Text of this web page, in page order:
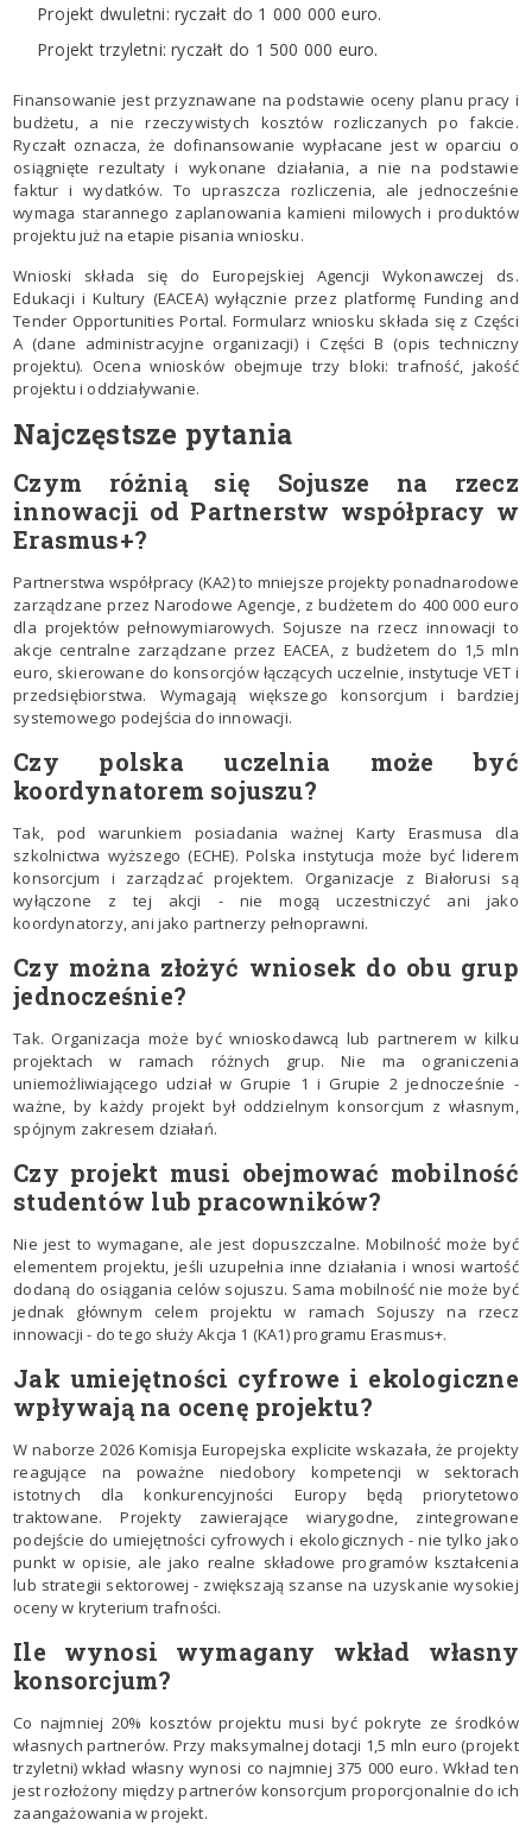
Projekt dwuletni: ryczałt do 1 000 000 euro.
Projekt trzyletni: ryczałt do 1 500 000 euro.
Finansowanie jest przyznawane na podstawie oceny planu pracy i
budżetu, a nie rzeczywistych kosztów rozliczanych po fakcie.
Ryczałt oznacza, że dofinansowanie wypłacane jest w oparciu o
osiągnięte rezultaty i wykonane działania, a nie na podstawie
faktur i wydatków. To upraszcza rozliczenia, ale jednocześnie
wymaga starannego zaplanowania kamieni milowych i produktów
projektu już na etapie pisania wniosku.
Wnioski składa się do Europejskiej Agencji Wykonawczej ds.
Edukacji i Kultury (EACEA) wyłącznie przez platformę Funding and
Tender Opportunities Portal. Formularz wniosku składa się z Części
A (dane administracyjne organizacji) i Części B (opis techniczny
projektu). Ocena wniosków obejmuje trzy bloki: trafność, jakość
projektu i oddziaływanie.
Najczęstsze pytania
Czym różnią się Sojusze na rzecz
innowacji od Partnerstw współpracy w
Erasmus+?
Partnerstwa współpracy (KA2) to mniejsze projekty ponadnarodowe
zarządzane przez Narodowe Agencje, z budżetem do 400 000 euro
dla projektów pełnowymiarowych. Sojusze na rzecz innowacji to
akcje centralne zarządzane przez EACEA, z budżetem do 1,5 mln
euro, skierowane do konsorcjów łączących uczelnie, instytucje VET i
przedsiębiorstwa. Wymagają większego konsorcjum i bardziej
systemowego podejścia do innowacji.
Czy polska uczelnia może być
koordynatorem sojuszu?
Tak, pod warunkiem posiadania ważnej Karty Erasmusa dla
szkolnictwa wyższego (ECHE). Polska instytucja może być liderem
konsorcjum i zarządzać projektem. Organizacje z Białorusi są
wyłączone z tej akcji - nie mogą uczestniczyć ani jako
koordynatorzy, ani jako partnerzy pełnoprawni.
Czy można złożyć wniosek do obu grup
jednocześnie?
Tak. Organizacja może być wnioskodawcą lub partnerem w kilku
projektach w ramach różnych grup. Nie ma ograniczenia
uniemożliwiającego udział w Grupie 1 i Grupie 2 jednocześnie -
ważne, by każdy projekt był oddzielnym konsorcjum z własnym,
spójnym zakresem działań.
Czy projekt musi obejmować mobilność
studentów lub pracowników?
Nie jest to wymagane, ale jest dopuszczalne. Mobilność może być
elementem projektu, jeśli uzupełnia inne działania i wnosi wartość
dodaną do osiągania celów sojuszu. Sama mobilność nie może być
jednak głównym celem projektu w ramach Sojuszy na rzecz
innowacji - do tego służy Akcja 1 (KA1) programu Erasmus+.
Jak umiejętności cyfrowe i ekologiczne
wpływają na ocenę projektu?
W naborze 2026 Komisja Europejska explicite wskazała, że projekty
reagujące na poważne niedobory kompetencji w sektorach
istotnych dla konkurencyjności Europy będą priorytetowo
traktowane. Projekty zawierające wiarygodne, zintegrowane
podejście do umiejętności cyfrowych i ekologicznych - nie tylko jako
punkt w opisie, ale jako realne składowe programów kształcenia
lub strategii sektorowej - zwiększają szanse na uzyskanie wysokiej
oceny w kryterium trafności.
Ile wynosi wymagany wkład własny
konsorcjum?
Co najmniej 20% kosztów projektu musi być pokryte ze środków
własnych partnerów. Przy maksymalnej dotacji 1,5 mln euro (projekt
trzyletni) wkład własny wynosi co najmniej 375 000 euro. Wkład ten
jest rozłożony między partnerów konsorcjum proporcjonalnie do ich
zaangażowania w projekt.